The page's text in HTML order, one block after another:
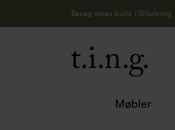
Besøg vores butik i Silkeborg
Møbler